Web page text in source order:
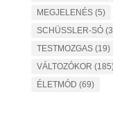
MEGJELENÉS(5)
SCHÜSSLER-SÓ
TESTMOZGAS(19)
VÁLTOZÓKOR
ÉLETMÓD (69)